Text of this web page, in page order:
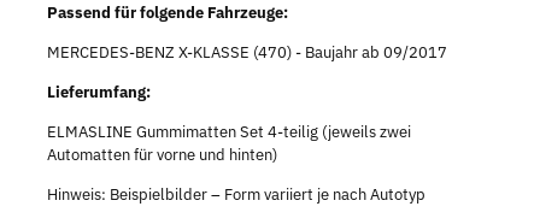
Passend für folgende Fahrzeuge:
MERCEDES-BENZ X-KLASSE (470) - Baujahr ab 09/2017
Lieferumfang:
ELMASLINE Gummimatten Set 4-teilig (jeweils zwei
Automatten für vorne und hinten)
Hinweis: Beispielbilder – Form variiert je nach Autotyp